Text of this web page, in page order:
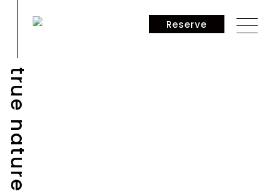
Reserve
true nature